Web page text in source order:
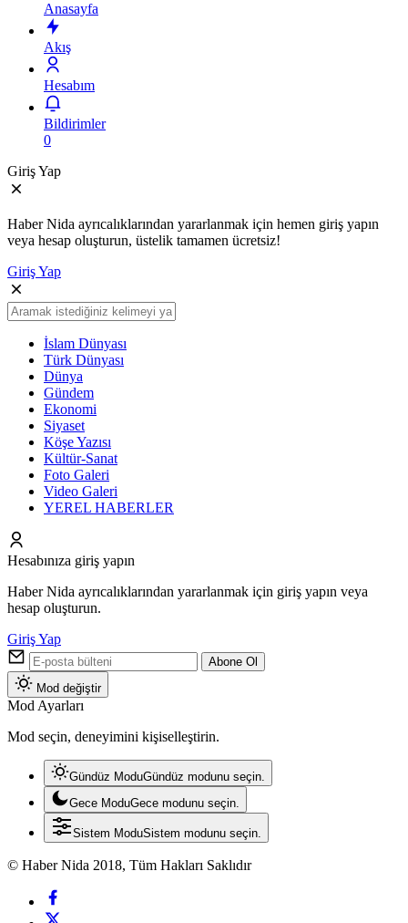
Anasayfa
Akış
Hesabım
Bildirimler
0
Giriş Yap
Haber Nida ayrıcalıklarından yararlanmak için hemen giriş yapın
veya hesap oluşturun, üstelik tamamen ücretsiz!
Giriş Yap
İslam Dünyası
Türk Dünyası
Dünya
Gündem
Ekonomi
Siyaset
Köşe Yazısı
Kültür-Sanat
Foto Galeri
Video Galeri
YEREL HABERLER
Hesabınıza giriş yapın
Haber Nida ayrıcalıklarından yararlanmak için giriş yapın veya
hesap oluşturun.
Giriş Yap
Abone Ol
Mod değiştir
Mod Ayarları
Mod seçin, deneyimini kişiselleştirin.
Gündüz ModuGündüz modunu seçin.
Gece ModuGece modunu seçin.
Sistem ModuSistem modunu seçin.
© Haber Nida 2018, Tüm Hakları Saklıdır